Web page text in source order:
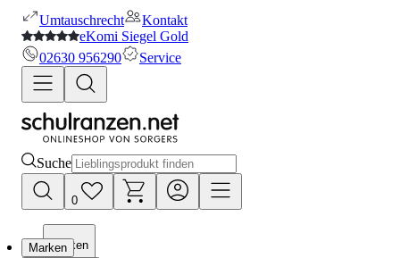
Umtauschrecht
Kontakt
eKomi Siegel Gold
02630 956290
Service
Suche
0
Marken
Marken